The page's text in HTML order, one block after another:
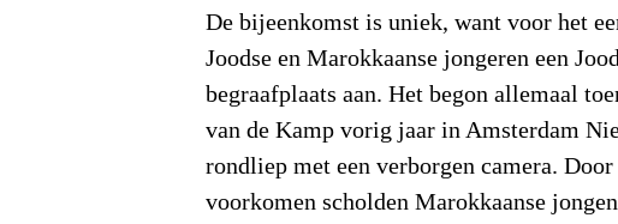
De bijeenkomst is uniek, want voor het
Joodse en Marokkaanse jongeren een
begraafplaats aan. Het begon allemaal
van de Kamp vorig jaar in Amsterdam
rondliep met een verborgen camera.
voorkomen scholden Marokkaanse